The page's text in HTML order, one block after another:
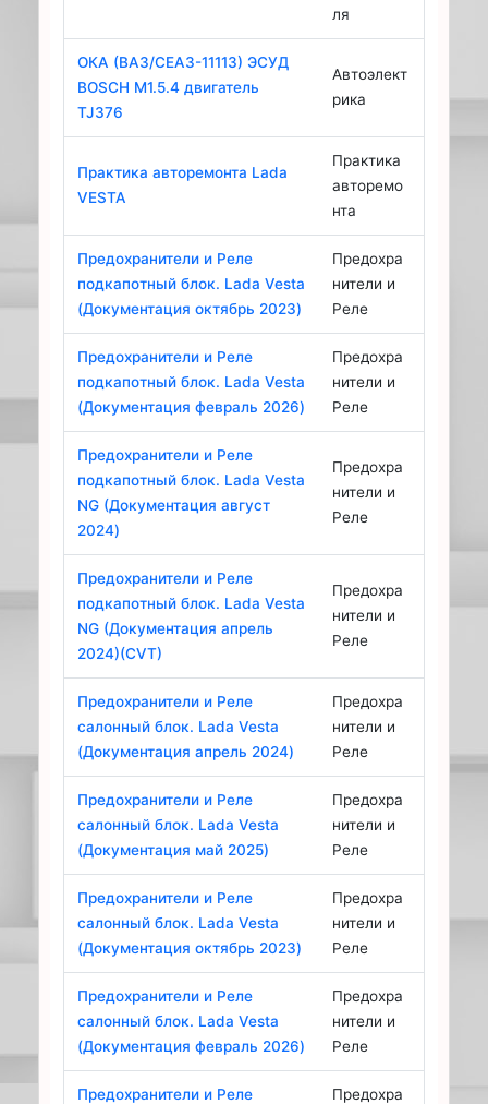
ля
ОКА (ВАЗ/СЕАЗ-11113) ЭСУД
BOSCH М1.5.4 двигатель
TJ376
Автоэлект
рика
Практика авторемонта Lada
VESTA
Практика
авторемо
нта
Предохранители и Реле
подкапотный блок. Lada Vesta
(Документация октябрь 2023)
Предохра
нители и
Реле
Предохранители и Реле
подкапотный блок. Lada Vesta
(Документация февраль 2026)
Предохра
нители и
Реле
Предохранители и Реле
подкапотный блок. Lada Vesta
NG (Документация август
2024)
Предохра
нители и
Реле
Предохранители и Реле
подкапотный блок. Lada Vesta
NG (Документация апрель
2024)(CVT)
Предохра
нители и
Реле
Предохранители и Реле
салонный блок. Lada Vesta
(Документация апрель 2024)
Предохра
нители и
Реле
Предохранители и Реле
салонный блок. Lada Vesta
(Документация май 2025)
Предохра
нители и
Реле
Предохранители и Реле
салонный блок. Lada Vesta
(Документация октябрь 2023)
Предохра
нители и
Реле
Предохранители и Реле
салонный блок. Lada Vesta
(Документация февраль 2026)
Предохра
нители и
Реле
Предохранители и Реле
Предохра